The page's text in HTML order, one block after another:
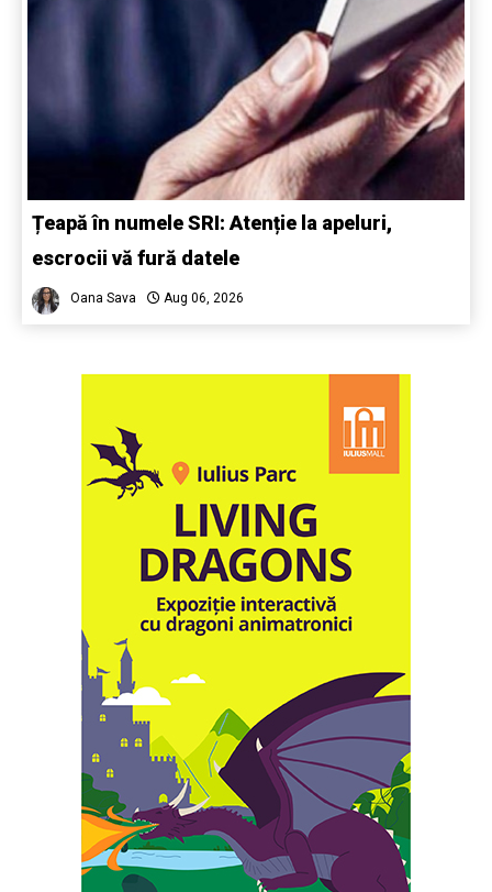
Țeapă în numele SRI: Atenție la apeluri,
escrocii vă fură datele
Oana Sava Aug 06, 2026